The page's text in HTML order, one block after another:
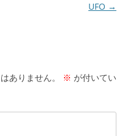
UFO →
ありません。 ※ が付いてい